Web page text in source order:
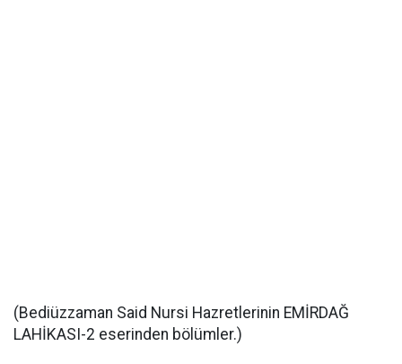
(Bediüzzaman Said Nursi Hazretlerinin EMİRDAĞ
LAHİKASI-2 eserinden bölümler.)